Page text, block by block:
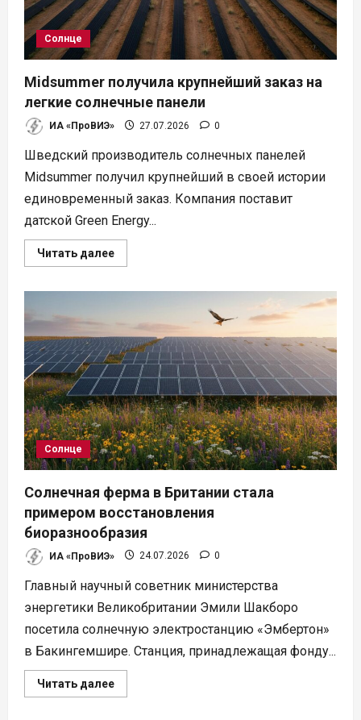
Солнце
Midsummer получила крупнейший заказ на
легкие солнечные панели
ИА «ПроВИЭ» 27.07.2026 0
Шведский производитель солнечных панелей
Midsummer получил крупнейший в своей истории
единовременный заказ. Компания поставит
датской Green Energy...
Читать далееПрочитать
больше
заказ
легкие
солнечные
панели
Солнце
Солнечная ферма в Британии стала
примером восстановления
биоразнообразия
ИА «ПроВИЭ» 24.07.2026 0
Главный научный советник министерства
энергетики Великобритании Эмили Шакборо
посетила солнечную электростанцию «Эмбертон»
в Бакингемшире. Станция, принадлежащая фонду...
Читать далееПрочитать
больше